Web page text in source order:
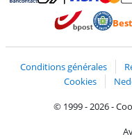
Payer avec Bancontact
Payer avec
Best
Conditions générales
Cookies
© 1999 - 2026 -